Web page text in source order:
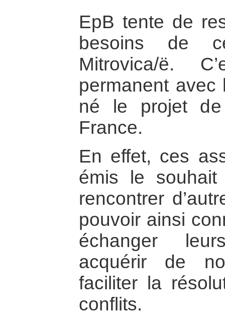
EpB tente de
besoins de
Mitrovica/ë.
permanent avec
né le projet de
France.
En effet, ces
émis le
rencontrer
pouvoir ainsi
échanger
acquérir de
faciliter la
conflits.